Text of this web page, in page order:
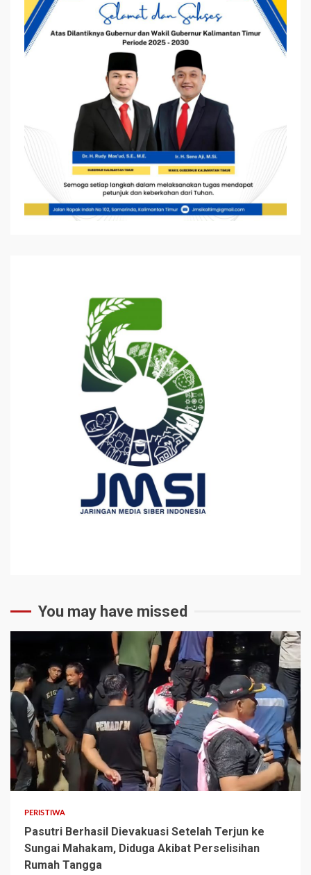
You may have missed
2 min read
PERISTIWA
Pasutri Berhasil Dievakuasi Setelah Terjun ke
Sungai Mahakam, Diduga Akibat Perselisihan
Rumah Tangga